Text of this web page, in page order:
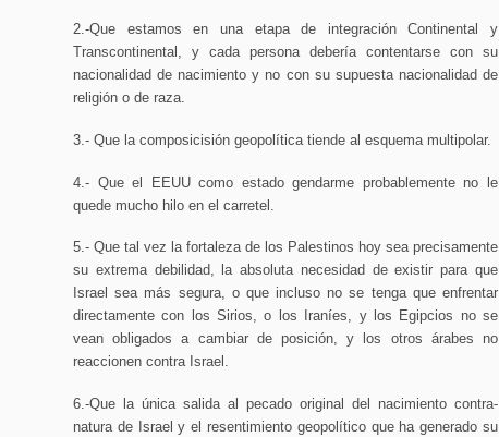
2.-Que estamos en una etapa de integración Continental y
Transcontinental, y cada persona debería contentarse con su
nacionalidad de nacimiento y no con su supuesta nacionalidad de
religión o de raza.
3.- Que la composicisión geopolítica tiende al esquema multipolar.
4.- Que el EEUU como estado gendarme probablemente no le
quede mucho hilo en el carretel.
5.- Que tal vez la fortaleza de los Palestinos hoy sea precisamente
su extrema debilidad, la absoluta necesidad de existir para que
Israel sea más segura, o que incluso no se tenga que enfrentar
directamente con los Sirios, o los Iraníes, y los Egipcios no se
vean obligados a cambiar de posición, y los otros árabes no
reaccionen contra Israel.
6.-Que la única salida al pecado original del nacimiento contra-
natura de Israel y el resentimiento geopolítico que ha generado su